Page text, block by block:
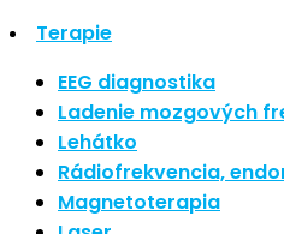
Terapie
EEG diagnostika
Ladenie mozgových
Lehátko
Rádiofrekvencia,
Magnetoterapia
Najnovšie články
Nové polarizované svetlo
So psoriázou netreba žiť
Rozšírenie služieb
Hudba a vývoj mozgu
Najnovšie komentáre